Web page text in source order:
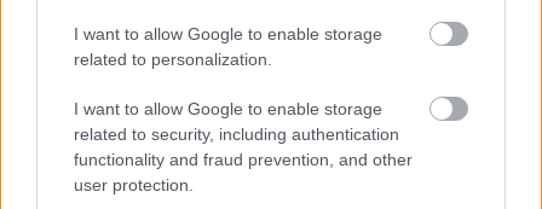
I want to allow Google to enable storage
related to personalization.
I want to allow Google to enable storage
related to security, including authentication
functionality and fraud prevention, and other
user protection.
Solka, Kröpfl Erzsébet
romok alatt – közölte a
Kutyák Határok Nélkül